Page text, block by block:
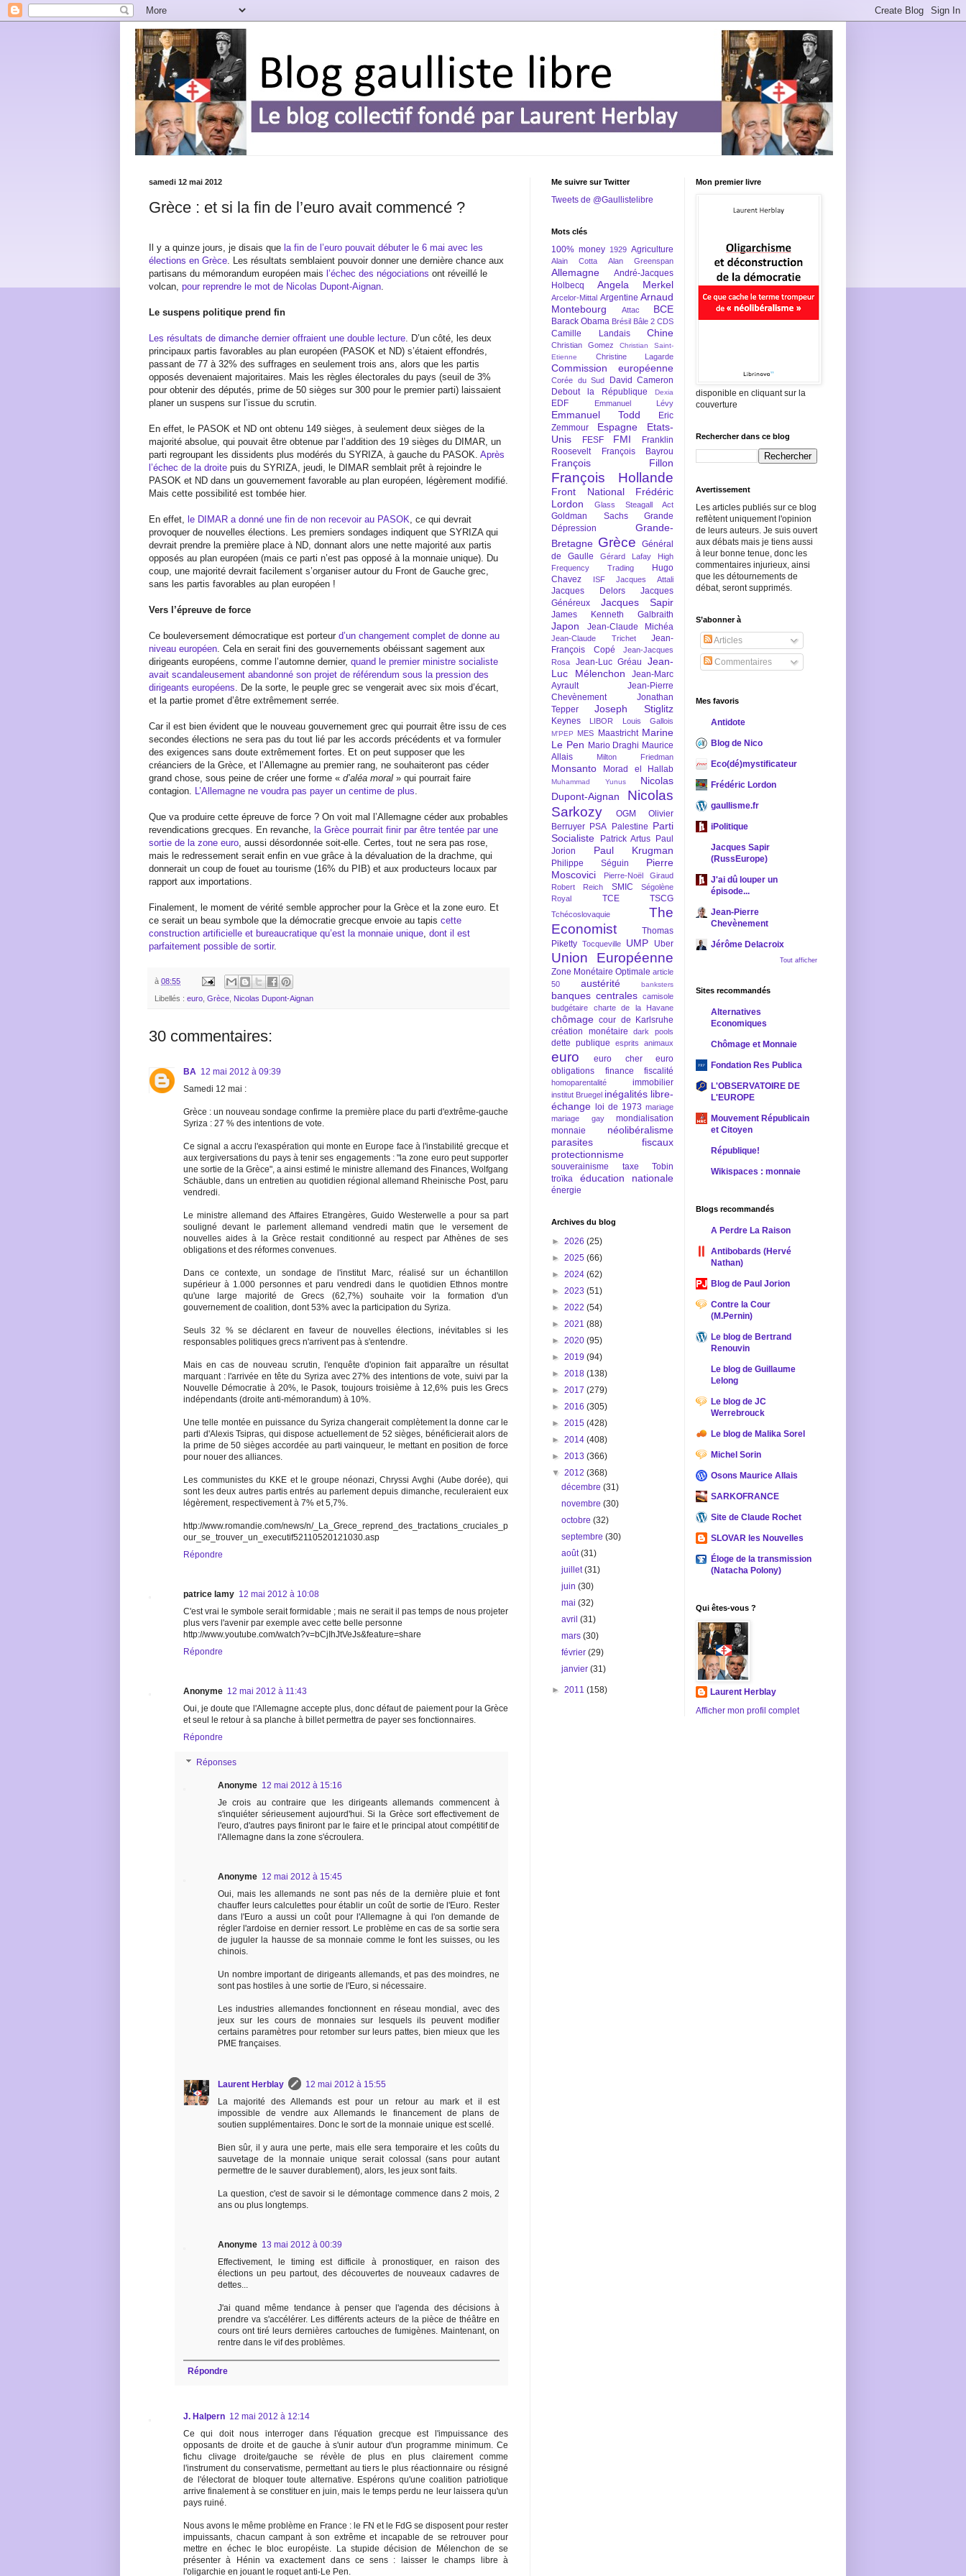
samedi 12 mai 2012
Grèce : et si la fin de l’euro avait commencé ?
Il y a quinze jours, je disais que la fin de l’euro pouvait débuter le 6 mai avec les
élections en Grèce . Les résultats semblaient pouvoir donner une dernière chance aux
partisans du mémorandum européen mais l’échec des négociations ont réveillé le
volcan, pour reprendre le mot de Nicolas Dupont-Aignan
Le suspens politique prend fin
Les résultats de dimanche dernier offraient une double lecture . D’un côté, les deux
principaux partis favorables au plan européen (PASOK et ND) s’étaient effondrés,
passant de 77 à 32% des suffrages en seulement trois ans, alors que les partis
opposés devenaient majoritaires. Mais les règles électorales du pays (seuil de 3%
pour obtenir des députés, prime de 50 sièges sur 300 pour le premier parti) laissaient
planer un suspens sur l’issue du scrutin.
En effet, le PASOK et ND ont obtenu 149 sièges, à seulement deux sièges de la
majorité absolue, qui pouvait être obtenue par l’addition des 19 sièges du DIMAR, un
parti regroupant les dissidents plus modérés du SYRIZA, à gauche du PASOK. Après
l’échec de la droite puis du SYRIZA, jeudi, le DIMAR semblait prêt à rejoindre le
PASOK et ND dans un gouvernement favorable au plan européen, légèrement modifié.
Mais cette possibilité est tombée hier.
En effet, le DIMAR a donné une fin de non recevoir au PASOK , ce qui devrait
provoquer de nouvelles élections. Les premiers sondages indiquent que SYRIZA qui
devrait prendre la première place à ND, donnant alors une nette majorité aux partis
opposés au plan européen (mais ce parti n’est pas opposé à la monnaie unique). Du
coup, une majorité devrait facilement s’organiser autour du Front de Gauche grec,
sans les partis favorables au plan européen !
Vers l’épreuve de force
Ce bouleversement démocratique est porteur d’un changement complet de donne au
niveau européen . Cela en serait fini des gouvernements obéissant sagement aux
dirigeants européens, comme l’automne dernier, quand le premier ministre socialiste
avait scandaleusement abandonné son projet de référendum sous la pression des
dirigeants européens . De la sorte, le peuple grec se vengerait avec six mois d’écart,
et la partie promet d’être extrêmement serrée.
Car il est bien évident que le nouveau gouvernement grec qui pourrait être issu de ces
secondes élections ne sera pas du tout lié par les accords précédents et va formuler
des exigences sans doute extrêmement fortes. Et on peut supposer que les
créanciers de la Grèce, et l’Allemagne au premier rang, ne souhaiteront pas céder
grand chose, sous peine de créer une forme « d’aléa moral » qui pourrait faire
contagion. L’Allemagne ne voudra pas payer un centime de plus
Que va produire cette épreuve de force ? On voit mal l’Allemagne céder aux probables
revendications grecques. En revanche, la Grèce pourrait finir par être tentée par une
sortie de la zone euro , aussi désordonnée soit-elle. Certes, tout ne sera pas rose,
mais le redressement serait enfin en vue grâce à la dévaluation de la drachme, qui
donnerait un coup de fouet au tourisme (16% du PIB) et aux producteurs locaux par
rapport aux importations.
Finalement, le moment de vérité semble approcher pour la Grèce et la zone euro. Et
ce serait un beau symbole que la démocratie grecque envoie au tapis cette
construction artificielle et bureaucratique qu’est la monnaie unique dont il est
parfaitement possible de sortir.
à 08:55
Libellés : euro Grèce Nicolas Dupont-Aignan
30 commentaires:
BA 12 mai 2012 à 09:39
Samedi 12 mai :
Grèce : un nouveau sondage confirme la première place du parti d'extrême-gauche
Syriza : 27 % des intentions de vote.
Ce signal a accru l'exaspération qui monte en Europe face à l'instabilité grecque et
aux tergiversations du pays à tenir ses engagements : "la zone euro peut supporter
une sortie de la Grèce", a ainsi estimé le ministre allemand des Finances, Wolfgang
Schäuble, dans un entretien au quotidien régional allemand Rheinische Post, paru
vendredi.
Le ministre allemand des Affaires Etrangères, Guido Westerwelle a pour sa part
souligné devant le parlement allemand vendredi matin que le versement de
nouvelles aides à la Grèce restait conditionné au respect par Athènes de ses
obligations et des réformes convenues.
Dans ce contexte, un sondage de l'institut Marc, réalisé sur un échantillon
supérieur à 1.000 personnes et paru vendredi dans le quotidien Ethnos montre
qu'une large majorité de Grecs (62,7%) souhaite voir la formation d'un
gouvernement de coalition, dont 53% avec la participation du Syriza.
Seuls 32 % se déclarent en faveur de nouvelles élections, inévitables si les
responsables politiques grecs n'arrivent pas à s'entendre.
Mais en cas de nouveau scrutin, l'enquête d'opinion fait apparaître un résultat
marquant : l'arrivée en tête du Syriza avec 27% des intentions de vote, suivi par la
Nouvelle Démocratie à 20%, le Pasok, toujours troisième à 12,6% puis les Grecs
indépendants (droite anti-mémorandum) à 10%.
Une telle montée en puissance du Syriza changerait complètement la donne car le
parti d'Alexis Tsipras, qui dispose actuellement de 52 sièges, bénéficierait alors de
la prime de 50 sièges accordée au parti vainqueur, le mettant en position de force
pour nouer des alliances.
Les communistes du KKE et le groupe néonazi, Chryssi Avghi (Aube dorée), qui
sont les deux autres partis entrés au parlement depuis dimanche, reculeraient eux
légèrement, respectivement à 7% et 5,7%.
http://www.romandie.com/news/n/_La_Grece_reprend_des_tractations_cruciales_p
our_se_trouver_un_executif52110520121030.asp
Répondre
patrice lamy 12 mai 2012 à 10:08
C'est vrai le symbole serait formidable ; mais ne serait il pas temps de nous projeter
plus vers l'avenir par exemple avec cette belle personne
http://www.youtube.com/watch?v=bCjIhJtVeJs&feature=share
Répondre
Anonyme 12 mai 2012 à 11:43
Oui, je doute que l'Allemagne accepte plus, donc défaut de paiement pour la Grèce
et seul le retour à sa planche à billet permettra de payer ses fonctionnaires.
Répondre
Réponses
Anonyme 12 mai 2012 à 15:16
Je crois au contraire que les dirigeants allemands commencent à
s'inquiéter sérieusement aujourd'hui. Si la Grèce sort effectivement de
l'euro, d'autres pays finiront par le faire et le principal atout compétitif de
l'Allemagne dans la zone s'écroulera.
Anonyme 12 mai 2012 à 15:45
Oui, mais les allemands ne sont pas nés de la dernière pluie et font
chauffer leurs calculettes pour établir un coût de sortie de l'Euro. Rester
dans l'Euro a aussi un coût pour l'Allemagne à qui l'on demande de
régler l'ardoise en dernier ressort. Le problème en cas de sa sortie sera
de juguler la hausse de sa monnaie comme le font les suisses, ou les
chinois.
Un nombre important de dirigeants allemands, et pas des moindres, ne
sont pas hostiles à une sortie de l'Euro, si nécessaire.
Les industries allemandes fonctionnent en réseau mondial, avec des
jeux sur les cours de monnaies sur lesquels ils peuvent modifier
certains paramètres pour retomber sur leurs pattes, bien mieux que les
PME françaises.
Laurent Herblay
12 mai 2012 à 15:55
La majorité des Allemands est pour un retour au mark et il est
impossible de vendre aux Allemands le financement de plans de
soutien supplémentaires. Donc le sort de la monnaie unique est scellé.
Bien sûr, il y aura une perte, mais elle sera temporaire et les coûts du
sauvetage de la monnaie unique serait colossal (sans pour autant
permettre de le sauver durablement), alors, les jeux sont faits.
La question, c'est de savoir si le démontage commence dans 2 mois, 2
ans ou plus longtemps.
Anonyme 13 mai 2012 à 00:39
Effectivement, le timing est difficile à pronostiquer, en raison des
élections un peu partout, des découvertes de nouveaux cadavres de
dettes...
J'ai quand même tendance à penser que l'agenda des décisions à
prendre va s'accélérer. Les différents acteurs de la pièce de théâtre en
cours ont tiré leurs dernières cartouches de fumigènes. Maintenant, on
rentre dans le vif des problèmes.
Répondre
J. Halpern 12 mai 2012 à 12:14
Ce qui doit nous interroger dans l'équation grecque est l'impuissance des
opposants de droite et de gauche à s'unir autour d'un programme minimum. Ce
fichu clivage droite/gauche se révèle de plus en plus clairement comme
l'instrument du conservatisme, permettant au tiers le plus réactionnaire ou résigné
de l'électorat de bloquer toute alternative. Espérons qu'une coalition patriotique
arrive finalement à se constituer en juin, mais le temps perdu ne leur laissera qu'un
pays ruiné.
Nous avons le même problème en France : le FN et le FdG se disposent pour rester
impuissants, chacun campant à son extrême et incapable de se retrouver pour
mettre en échec le bloc européiste. La stupide décision de Mélenchon de se
présenter à Hénin va exactement dans ce sens : laisser le champs libre à
l'oligarchie en jouant le roquet anti-Le Pen.
Me suivre sur Twitter
Tweets de @Gaullistelibre
Mots clés
100% money 1929 Agriculture
Alain Cotta Alan Greenspan
Allemagne
André-Jacques
Holbecq
Angela Merkel
Arcelor-Mittal Argentine Arnaud
Montebourg
Attac BCE
Barack Obama Brésil Bâle 2 CDS
Camille Landais Chine
Christian Gomez
Christian Saint-
Etienne
Christine Lagarde
Commission européenne
Corée du Sud
David Cameron
Debout la République
Dexia
EDF Emmanuel Lévy
Emmanuel Todd
Eric
Zemmour
Espagne
Etats-
Unis
FESF FMI
Franklin
Roosevelt
François Bayrou
François Fillon
François Hollande
Front National
Frédéric
Lordon
Glass Steagall Act
Goldman Sachs
Grande
Dépression
Grande-
Bretagne Grèce
Général
de Gaulle
Gérard Lafay
High
Frequency Trading
Hugo
Chavez
ISF Jacques Attali
Jacques Delors
Jacques
Généreux
Jacques Sapir
James Kenneth Galbraith
Japon Jean-Claude Michéa
Jean-Claude Trichet
Jean-
François Copé
Jean-Jacques
Rosa
Jean-Luc Gréau
Jean-
Luc Mélenchon
Jean-Marc
Ayrault
Jean-Pierre
Chevènement
Jonathan
Tepper
Joseph Stiglitz
Keynes LIBOR Louis Gallois
M'PEP MES Maastricht Marine
Le Pen Mario Draghi Maurice
Allais
Milton Friedman
Monsanto Morad el Hallab
Muhammad Yunus
Nicolas
Dupont-Aignan
Nicolas
Sarkozy
OGM
Olivier
Berruyer PSA Palestine Parti
Socialiste
Patrick Artus
Paul
Jorion
Paul Krugman
Philippe Séguin
Pierre
Moscovici
Pierre-Noël Giraud
Robert Reich
SMIC
Ségolène
Royal
TCE TSCG
Tchécoslovaquie
The
Economist
Thomas
Piketty Tocqueville UMP Uber
Union Européenne
Zone Monétaire Optimale article
50
austérité banksters
banques centrales camisole
budgétaire
charte de la Havane
chômage cour de Karlsruhe
création monétaire
dark pools
dette publique esprits animaux
euro euro cher
euro
obligations
finance fiscalité
homoparentalité immobilier
institut Bruegel inégalités libre-
échange
loi de 1973 mariage
mariage gay
mondialisation
monnaie
néolibéralisme
parasites fiscaux
protectionnisme
souverainisme
taxe Tobin
troïka
éducation nationale
énergie
Archives du blog
► 2026 (25)
► 2025 (66)
► 2024 (62)
► 2023 (51)
► 2022 (54)
► 2021 (88)
► 2020 (95)
► 2019 (94)
► 2018 (138)
► 2017 (279)
► 2016 (305)
► 2015 (428)
► 2014 (408)
► 2013 (366)
▼ 2012 (368)
décembre(31)
novembre(30)
octobre(32)
septembre(30)
août(31)
juillet(31)
juin(30)
mai(32)
avril(31)
mars(30)
février(29)
janvier(31)
► 2011 (158)
Mon premier livre
disponible en cliquant sur la
couverture
Rechercher dans ce blog
Avertissement
Les articles publiés sur ce blog
reflètent uniquement l'opinion
de leurs auteurs. Je suis ouvert
aux débats mais je tiens aussi
à leur bonne tenue, donc les
commentaires injurieux, ainsi
que les détournements de
débat, seront supprimés.
S’abonner à
Articles
Commentaires
Mes favoris
Antidote
Blog de Nico
Eco(dé)mystificateur
Frédéric Lordon
gaullisme.fr
iPolitique
Jacques Sapir
(RussEurope)
J'ai dû louper un
épisode...
Jean-Pierre
Chevènement
Jérôme Delacroix
Tout afficher
Sites recommandés
Alternatives
Economiques
Chômage et Monnaie
Fondation Res Publica
L'OBSERVATOIRE DE
L'EUROPE
Mouvement Républicain
et Citoyen
République!
Wikispaces : monnaie
Blogs recommandés
A Perdre La Raison
Antibobards (Hervé
Nathan)
Blog de Paul Jorion
Contre la Cour
(M.Pernin)
Le blog de Bertrand
Renouvin
Le blog de Guillaume
Lelong
Le blog de JC
Werrebrouck
Le blog de Malika Sorel
Michel Sorin
Osons Maurice Allais
SARKOFRANCE
Site de Claude Rochet
SLOVAR les Nouvelles
Éloge de la transmission
(Natacha Polony)
Qui êtes-vous ?
Laurent Herblay
Afficher mon profil complet